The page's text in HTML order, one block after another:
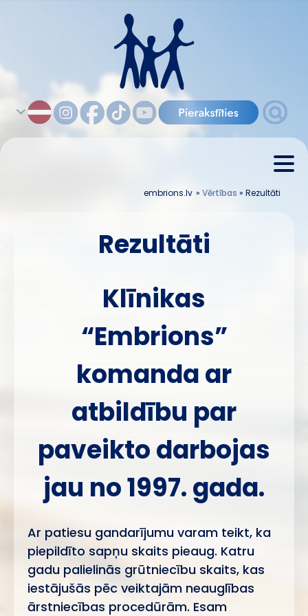
embrions.lv » Vērtības » Rezultāti
Rezultāti
Klīnikas
“Embrions”
komanda ar
atbildību par
paveikto darbojas
jau no 1997. gada.
Ar patiesu gandarījumu varam teikt, ka
piepildīto sapņu skaits pieaug. Katru
gadu palielinās grūtniecību skaits, kas
iestājušās pēc veiktajām neauglības
ārstniecības procedūrām. Esam